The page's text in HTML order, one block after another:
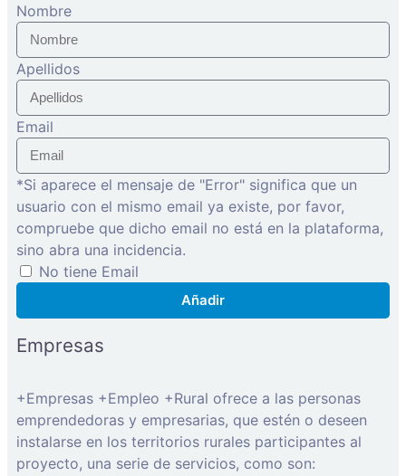
Nombre
Apellidos
Email
*Si aparece el mensaje de "Error" significa que un
usuario con el mismo email ya existe, por favor,
compruebe que dicho email no está en la plataforma,
sino abra una incidencia.
No tiene Email
Añadir
Empresas
+Empresas +Empleo +Rural ofrece a las personas
emprendedoras y empresarias, que estén o deseen
instalarse en los territorios rurales participantes al
proyecto, una serie de servicios, como son: